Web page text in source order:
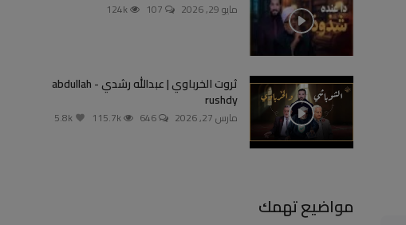
مايو 29, 2026 107
124k
ثروت الخرباوي | عبدالله رشدي - abdullah
rushdy
مارس 27, 2026 646
115.7k
مواضيع تهمك